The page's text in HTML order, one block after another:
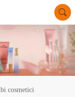
cosmetici